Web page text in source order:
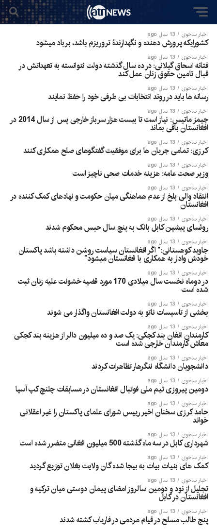
اخبار ساحوی 13 سال ago
کشورايكه پرورش دهنده و نگهدارندۀ تروریزم باشد، برباد ميشود
اخبار ساحوی 13 سال ago
فتانه اسحاق گیلانی: در ده سال گذشته دولت نتوانسته به تعهداتش در
قبال تامین حقوق زنان عمل کند
اخبار ساحوی 13 سال ago
رسانه ها باید در روند انتخابات بی طرفی خود را حفظ نمایند
اخبار ساحوی 13 سال ago
جیمز ماتیس: نیاز است تا بیست هزار سرباز خارجی پس از سال 2014 در
افغانستان باقی بماند
اخبار ساحوی 13 سال ago
کرزی: تمامی جریان ها برای موفقیت گفتگوهای صلح همکاری کنند
اخبار ساحوی 13 سال ago
وزیر صحت عامه: هزینه خدمات صحی ناچیز است
اخبار ساحوی 13 سال ago
انتقاد والی بلخ از عدم هماهنگی میان حکومت و نهادهای کمک کننده در
افغانستان
اخبار ساحوی 13 سال ago
روئسای پیشین کابل بانک به پنچ سال حبس محکوم شدند
اخبار ساحوی 13 سال ago
جاوید کوهستانی:” اگر افغانستان سیاست روشن داشته باشد پاکستان
خودش وادار به همکاری با افغانستان میشود”
اخبار ساحوی 13 سال ago
در دوماه نخست سال میلادی 170 مورد قضیه خشونت علیه زنان ثبت
شده است
اخبار ساحوی 13 سال ago
بخشی از تاسیسات ناتو به دولت افغانستان واگذار می شوند
اخبار ساحوی 13 سال ago
کارمندان افغان بند کجکی: یک صد و ده میلیون دالر از هزینه بند کجکی
معاش کارمندان خارجی شده است
اخبار ساحوی 13 سال ago
دانشجویان دانشگاه ننگرهار تظاهرات کردند
اخبار ساحوی 13 سال ago
دومین پیروزی تیم ملی فوتبال افغانستان در مسابقات چلنچ کپ آسیا
اخبار ساحوی 13 سال ago
حامد کرزی سخنان اخیر رییس شورای علمای پاکستان را غیر اعقلانی
خواند
اخبار ساحوی 13 سال ago
شهرداری کابل در سه ماه گذشته 500 میلیون افغانی متضرر شده است
اخبار ساحوی 13 سال ago
کمک های بنیات بیات به بیجا شده گان ولایت بغلان توزیع گردید
اخبار ساحوی 13 سال ago
تجلیل از نود و دومین سالروز امضای پیمان دوستی میان ترکیه و
افغانستان در کابل
اخبار ساحوی 13 سال ago
پنج طالب مسلح در قیام مردمی در فاریاب کشته شدند